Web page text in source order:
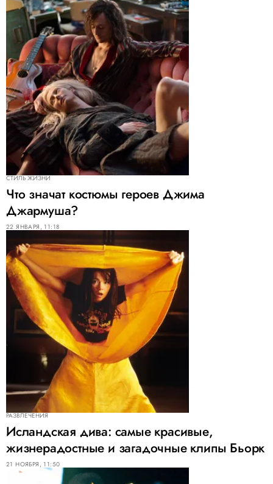
СТИЛЬ ЖИЗНИ
Что значат костюмы героев Джима
Джармуша?
22 ЯНВАРЯ, 11:18
РАЗВЛЕЧЕНИЯ
Исландская дива: самые красивые,
жизнерадостные и загадочные клипы Бьорк
21 НОЯБРЯ, 11:50